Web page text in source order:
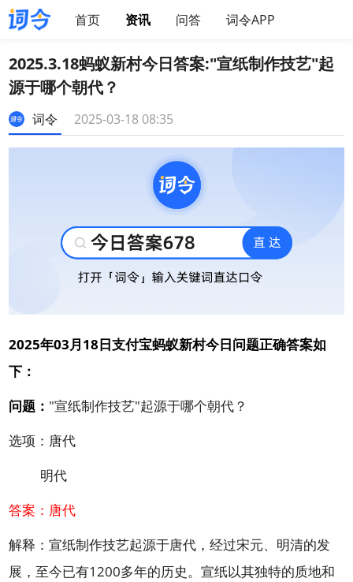
首页 资讯 问答 词令APP
2025.3.18蚂蚁新村今日答案:"宣纸制作技艺"起
源于哪个朝代？
词令 2025-03-18 08:35
2025年03月18日支付宝蚂蚁新村今日问题正确答案如
下：
问题： "宣纸制作技艺"起源于哪个朝代？
选项：唐代
明代
答案：唐代
解释：宣纸制作技艺起源于唐代，经过宋元、明清的发
展，至今已有1200多年的历史。宣纸以其独特的质地和